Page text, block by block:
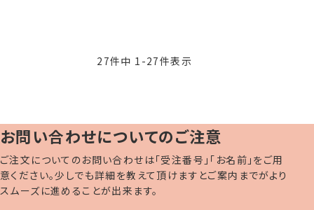
27件中 1 -27件表示
お問い合わせについてのご注意
ご注文についてのお問い合わせは「受注番号」「お名前」をご用
意ください。少しでも詳細を教えて頂けますとご案内までがより
スムーズに進めることが出来ます。